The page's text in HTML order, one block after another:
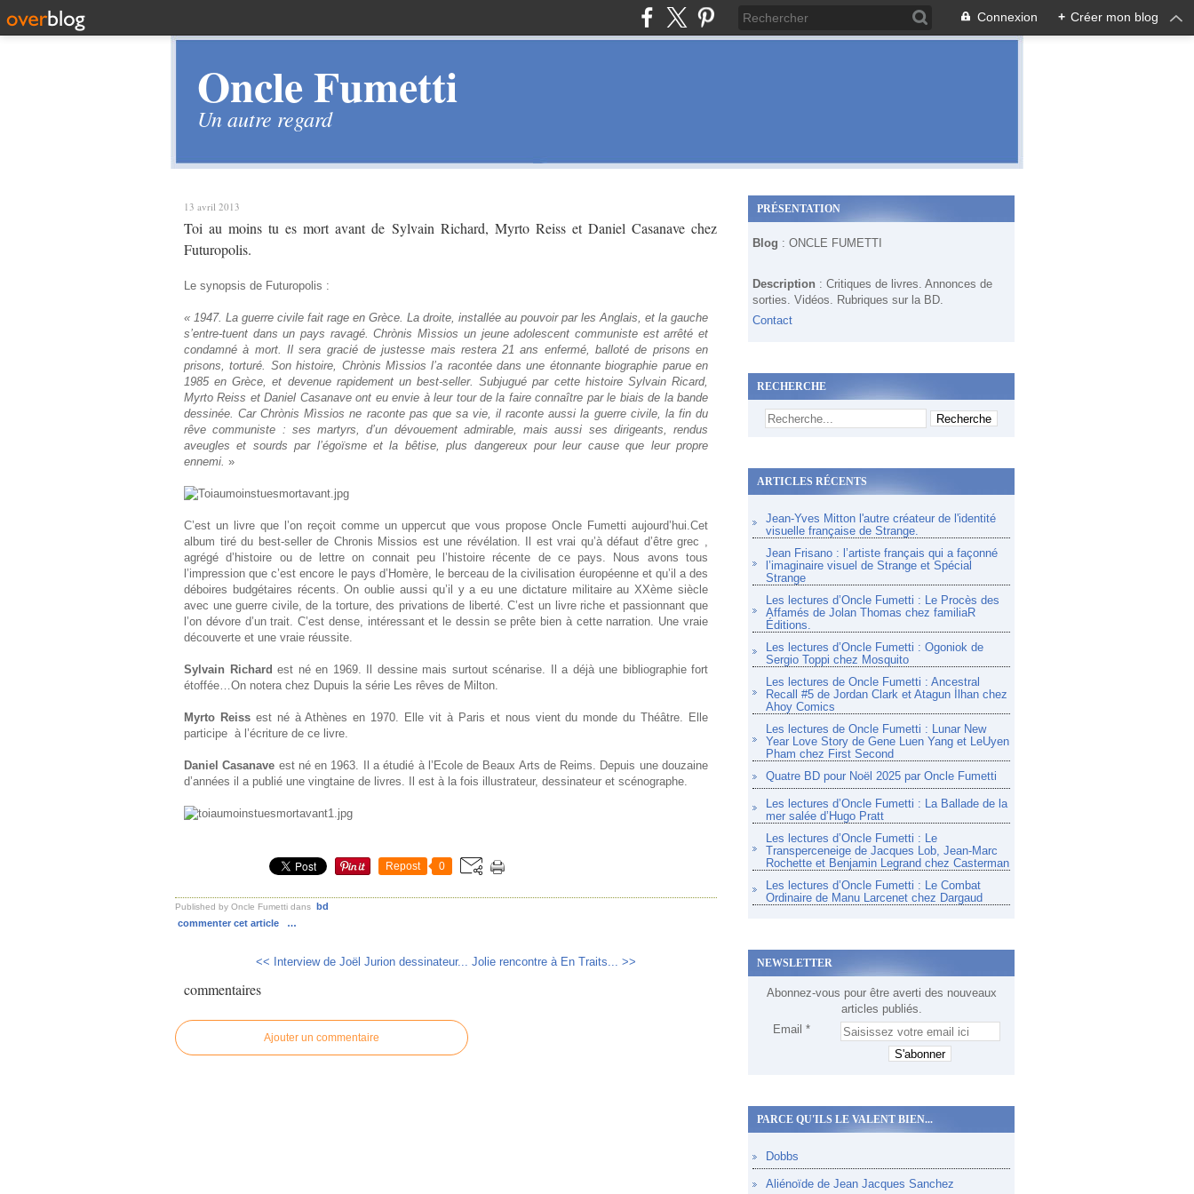
Connexion + Créer mon blog
Oncle Fumetti
Un autre regard
13 avril 2013
Toi au moins tu es mort avant de Sylvain Richard, Myrto Reiss et Daniel Casanave chez
Futuropolis.
Le synopsis de Futuropolis :
« 1947. La guerre civile fait rage en Grèce. La droite, installée au pouvoir par les Anglais, et la gauche
s’entre-tuent dans un pays ravagé. Chrònis Mìssios un jeune adolescent communiste est arrêté et
condamné à mort. Il sera gracié de justesse mais restera 21 ans enfermé, balloté de prisons en
prisons, torturé. Son histoire, Chrònis Mìssios l’a racontée dans une étonnante biographie parue en
1985 en Grèce, et devenue rapidement un best-seller. Subjugué par cette histoire Sylvain Ricard,
Myrto Reiss et Daniel Casanave ont eu envie à leur tour de la faire connaître par le biais de la bande
dessinée. Car Chrònis Mìssios ne raconte pas que sa vie, il raconte aussi la guerre civile, la fin du
rêve communiste : ses martyrs, d’un dévouement admirable, mais aussi ses dirigeants, rendus
aveugles et sourds par l’égoïsme et la bêtise, plus dangereux pour leur cause que leur propre
ennemi. »
C’est un livre que l’on reçoit comme un uppercut que vous propose Oncle Fumetti aujourd’hui.Cet
album tiré du best-seller de Chronis Missios est une révélation. Il est vrai qu’à défaut d’être grec ,
agrégé d’histoire ou de lettre on connait peu l’histoire récente de ce pays. Nous avons tous
l’impression que c’est encore le pays d’Homère, le berceau de la civilisation éuropéenne et qu’il a des
déboires budgétaires récents. On oublie aussi qu’il y a eu une dictature militaire au XXème siècle
avec une guerre civile, de la torture, des privations de liberté. C’est un livre riche et passionnant que
l’on dévore d’un trait. C’est dense, intéressant et le dessin se prête bien à cette narration. Une vraie
découverte et une vraie réussite.
Sylvain Richard est né en 1969. Il dessine mais surtout scénarise. Il a déjà une bibliographie fort
étoffée…On notera chez Dupuis la série Les rêves de Milton.
Myrto Reissest né à Athènes en 1970. Elle vit à Paris et nous vient du monde du Théâtre. Elle
participe à l’écriture de ce livre.
Daniel Casanave est né en 1963. Il a étudié à l’Ecole de Beaux Arts de Reims. Depuis une douzaine
d’années il a publié une vingtaine de livres. Il est à la fois illustrateur, dessinateur et scénographe.
Repost 0
Published by Oncle Fumetti dans bd
commenter cet article
…
<< Interview de Joël Jurion dessinateur... Jolie rencontre à En Traits... >>
commentaires
Ajouter un commentaire
PRÉSENTATION
Blog : ONCLE FUMETTI
Description : Critiques de livres. Annonces de
sorties. Vidéos. Rubriques sur la BD.
Contact
RECHERCHE
ARTICLES RÉCENTS
Jean-Yves Mitton l'autre créateur de l'identité
visuelle française de Strange.
Jean Frisano : l’artiste français qui a façonné
l’imaginaire visuel de Strange et Spécial
Strange
Les lectures d’Oncle Fumetti : Le Procès des
Affamés de Jolan Thomas chez familiaR
Éditions.
Les lectures d’Oncle Fumetti : Ogoniok de
Sergio Toppi chez Mosquito
Les lectures de Oncle Fumetti : Ancestral
Recall #5 de Jordan Clark et Atagun İlhan chez
Ahoy Comics
Les lectures de Oncle Fumetti : Lunar New
Year Love Story de Gene Luen Yang et LeUyen
Pham chez First Second
Quatre BD pour Noël 2025 par Oncle Fumetti
Les lectures d’Oncle Fumetti : La Ballade de la
mer salée d’Hugo Pratt
Les lectures d’Oncle Fumetti : Le
Transperceneige de Jacques Lob, Jean-Marc
Rochette et Benjamin Legrand chez Casterman
Les lectures d’Oncle Fumetti : Le Combat
Ordinaire de Manu Larcenet chez Dargaud
NEWSLETTER
Abonnez-vous pour être averti des nouveaux
articles publiés.
Email
PARCE QU'ILS LE VALENT BIEN...
Dobbs
Aliénoïde de Jean Jacques Sanchez